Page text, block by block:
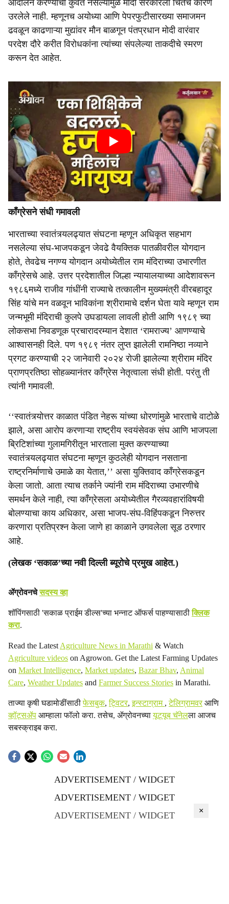
आंदोलन करण्याची कुवत नसल्यामुळे मोदी सरकारला चिंतेचे कारण
उरलेले नाही. म्हणूनच अयोध्या आणि पेपरफुटीसारख्या समाजमन
ढवळून काढणाऱ्या मुद्यांवर मौन बाळगून पंतप्रधान मोदी वारंवार
परदेश दौरे करीत विरोधकांना त्यांच्या संपलेल्या ताकदीचे स्मरण
करून देत आहेत.
काँग्रेसने संधी गमावली
भारताच्या स्वातंत्र्यलढ्यात संघटना म्हणून अधिकृत सहभाग
नसलेल्या संघ-भाजपकडून जेवढे वैयक्तिक पातळीवरील योगदान
होते, तेवढेच नगण्य योगदान अयोध्येतील राम मंदिराच्या उभारणीत
काँग्रेसचे आहे. उत्तर प्रदेशातील जिल्हा न्यायालयाच्या आदेशावरून
१९८६मध्ये राजीव गांधींनी राज्याचे तत्कालीन मुख्यमंत्री वीरबहादूर
सिंह यांचे मन वळवून भाविकांना श्रीरामाचे दर्शन घेता यावे म्हणून राम
जन्मभूमी मंदिराची कुलपे उघडायला लावली होती आणि १९८९ च्या
लोकसभा निवडणूक प्रचारादरम्यान देशात ‘रामराज्य’ आणण्याचे
आश्वासनही दिले. पण १९८९ नंतर लुप्त झालेली रामनिष्ठा नव्याने
प्रगट करण्याची २२ जानेवारी २०२४ रोजी झालेल्या श्रीराम मंदिर
प्राणप्रतिष्ठा सोहळ्यानंतर काँग्रेस नेतृत्वाला संधी होती. परंतु ती
त्यांनी गमावली.
‘‘स्वातंत्र्योत्तर काळात पंडित नेहरू यांच्या धोरणांमुळे भारताचे वाटोळे
झाले, असा आरोप करणाऱ्या राष्ट्रीय स्वयंसेवक संघ आणि भाजपला
ब्रिटिशांच्या गुलामगिरीतून भारताला मुक्त करण्याच्या
स्वातंत्र्यलढ्यात संंघटना म्हणून कुठलेही योगदान नसताना
राष्ट्रनिर्माणाचे उमाळे का येतात,’’ असा युक्तिवाद काँग्रेसकडून
केला जातो. आता त्याच तर्काने ज्यांनी राम मंदिराच्या उभारणीचे
समर्थन केले नाही, त्या काँग्रेसला अयोध्येतील गैरव्यवहारांविषयी
बोलण्याचा काय अधिकार, असा भाजप-संघ-विहिंपकडून निरुत्तर
करणारा प्रतिप्रश्न केला जाणे हा काळाने उगवलेला सूड ठरणार
आहे.
(लेखक ‘सकाळ’च्या नवी दिल्ली ब्यूरोचे प्रमुख आहेत.)
ॲग्रोवनचेसदस्य व्हा
शॉपिंगसाठी 'सकाळ प्राईम डील्स'च्या भन्नाट ऑफर्स पाहण्यासाठीक्लिक
करा.
Read the Latest Agriculture News in Marathi & Watch
Agriculture videos on Agrowon. Get the Latest Farming Updates
on Market Intelligence, Market updates, Bazar Bhav, Animal
Care, Weather Updates and Farmer Success Stories in Marathi.
ताज्या कृषी घडामोडींसाठीफेसबुक,ट्विटर,इन्स्टाग्राम ,टेलिग्रामवरआणि
व्हॉट्सॲप आम्हाला फॉलो करा. तसेच, ॲग्रोवनच्यायूट्यूब चॅनेलला आजच
सबस्क्राइब करा.
ADVERTISEMENT / WIDGET
ADVERTISEMENT / WIDGET
ADVERTISEMENT / WIDGET
×